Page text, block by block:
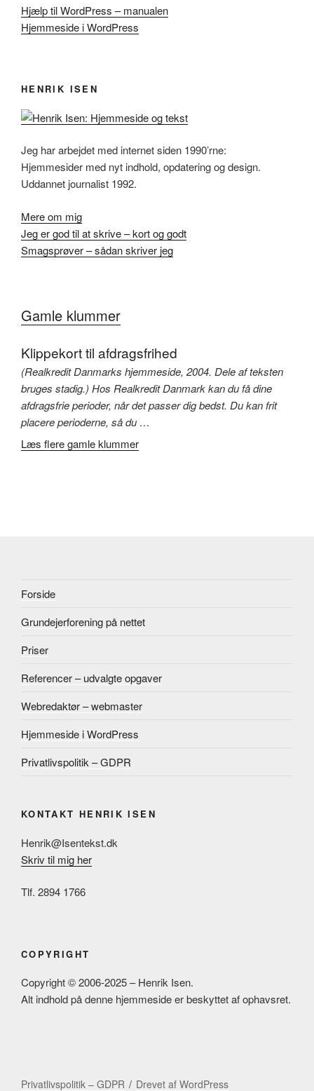
Hjælp til WordPress – manualen
Hjemmeside i WordPress
HENRIK ISEN
Jeg har arbejdet med internet siden 1990’rne:
Hjemmesider med nyt indhold, opdatering og design.
Uddannet journalist 1992.
Mere om mig
Jeg er god til at skrive – kort og godt
Smagsprøver – sådan skriver jeg
Gamle klummer
Klippekort til afdragsfrihed
(Realkredit Danmarks hjemmeside, 2004. Dele af teksten
bruges stadig.) Hos Realkredit Danmark kan du få dine
afdragsfrie perioder, når det passer dig bedst. Du kan frit
placere perioderne, så du …
Læs flere gamle klummer
Forside
Grundejerforening på nettet
Priser
Referencer – udvalgte opgaver
Webredaktør – webmaster
Hjemmeside i WordPress
Privatlivspolitik – GDPR
KONTAKT HENRIK ISEN
Henrik@Isentekst.dk
Skriv til mig her
Tlf. 2894 1766
COPYRIGHT
Copyright © 2006-2025 – Henrik Isen.
Alt indhold på denne hjemmeside er beskyttet af ophavsret.
Privatlivspolitik – GDPR Drevet af WordPress